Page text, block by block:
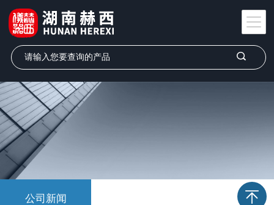
公司新闻